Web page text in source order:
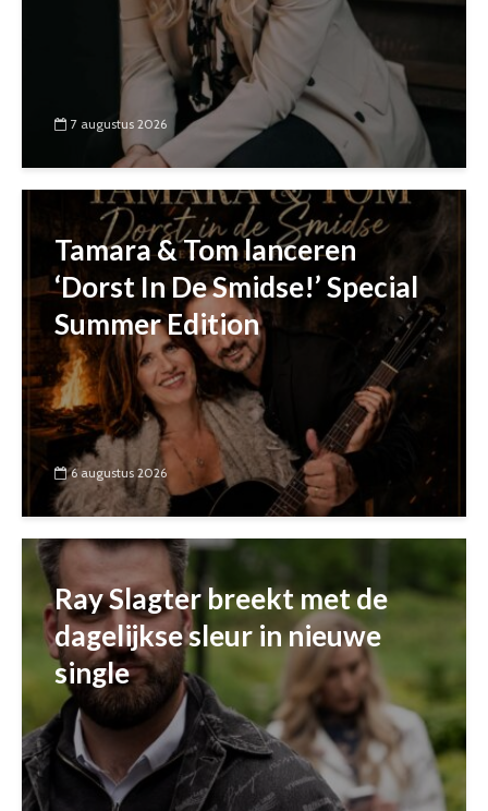
7 augustus 2026
Tamara & Tom lanceren
‘Dorst In De Smidse!’ Special
Summer Edition
6 augustus 2026
Ray Slagter breekt met de
dagelijkse sleur in nieuwe
single